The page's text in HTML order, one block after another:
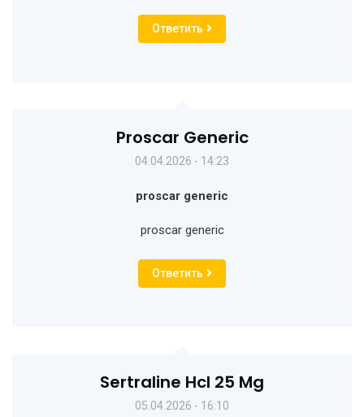
Ответить
Proscar Generic
04.04.2026 - 14:23
proscar generic
proscar generic
Ответить
Sertraline Hcl 25 Mg
05.04.2026 - 16:10